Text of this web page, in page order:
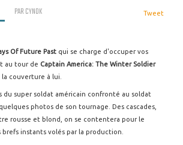
PARCYNOK Tweet
Of Future Past qui se charge d'occuper vos
au tour de Captain America: The Winter Soldier
couverture à lui.
du super soldat américain confronté au soldat
photos de son tournage. Des cascades,
rousse et blond, on se contentera pour le
brefs instants volés par la production.